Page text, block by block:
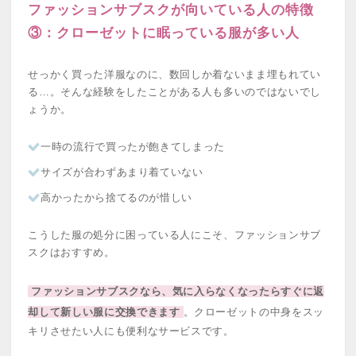
ファッションサブスクが向いている人の特徴
③：クローゼットに眠っている服が多い人
せっかく買った洋服なのに、数回しか着ないまま埋もれてい
る…。そんな経験をしたことがある人も多いのではないでし
ょうか。
一時の流行で買ったが飽きてしまった
サイズが合わずあまり着ていない
高かったから捨てるのが惜しい
こうした服の処分に困っている人にこそ、ファッションサブ
スクはおすすめ。
ファッションサブスクなら、気に入らなくなったらすぐに返
却して新しい服に交換できます 。クローゼットの中身をスッ
キリさせたい人にも便利なサービスです。